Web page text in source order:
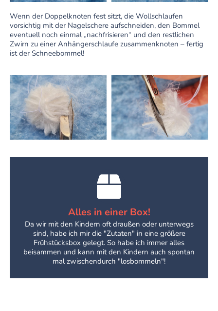
Wenn der Doppelknoten fest sitzt, die Wollschlaufen
vorsichtig mit der Nagelschere aufschneiden, den Bommel
eventuell noch einmal „nachfrisieren“ und den restlichen
Zwirn zu einer Anhängerschlaufe zusammenknoten – fertig
ist der Schneebommel!
Alles in einer Box!
Da wir mit den Kindern oft draußen oder unterwegs
sind, habe ich mir die "Zutaten" in eine größere
Frühstücksbox gelegt. So habe ich immer alles
beisammen und kann mit den Kindern auch spontan
mal zwischendurch "losbommeln"!